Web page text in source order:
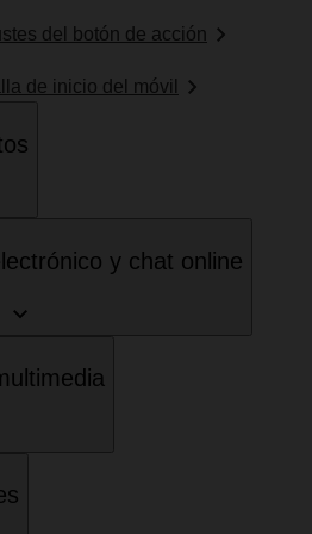
del botón de acción
de inicio del móvil
y chat online